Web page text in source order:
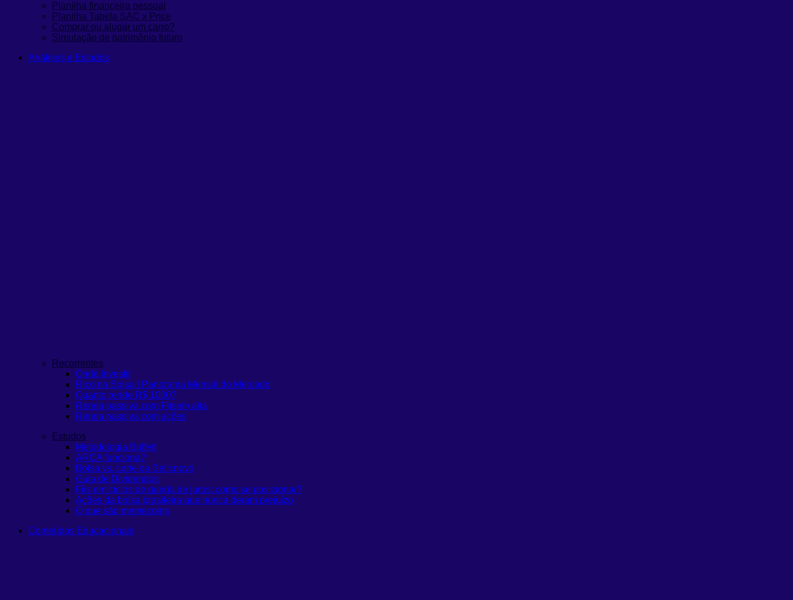
Planilha financeira pessoal
Planilha Tabela SAC x Price
Comprar ou alugar um carro?
Simulação de patrimônio futuro
Análises e Estudos
Recorrentes
Onde Investir
Rico na Bolsa | Panorama Mensal do Mercado
Quanto rende R$ 1000?
Renda passiva com Fiisem alta
Renda passiva com ações
Estudos
Metodologia Buffett
ARCA funciona?
Bolsa vs. corte da Selicnovo
Guia de Dividendos
Fiis em ciclos de queda de juros: como se posicionar?
Ações da bolsa brasileira que nunca deram prejuízo
O que são memecoins
Conteúdos Educacionais